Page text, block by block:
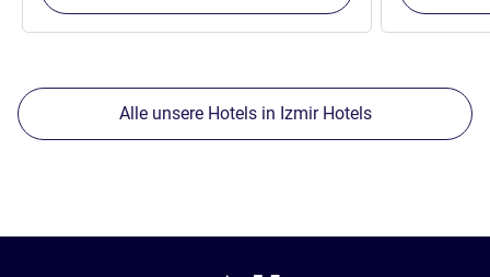
Alle unsere Hotels in Izmir Hotels